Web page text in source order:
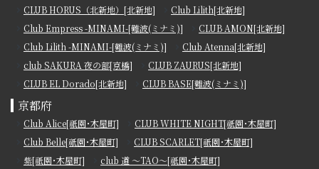
CLUB HORUS（北新地）[北新地]
Club Lilith[北新地]
Club Empress -MINAMI-[難波(ミナミ)]
CLUB AMON[北新地]
Club Lilith -MINAMI-[難波(ミナミ)]
Club Atenna[北新地]
club SAKURA 夜の部[京橋]
CLUB ZAURUS[北新地]
CLUB EL Dorado[北新地]
CLUB BASE[難波(ミナミ)]
京都府
Club Alice[祇園･木屋町]
CLUB WHITE NIGHT[祇園･木屋町]
Club Belle[祇園･木屋町]
CLUB SCARLET[祇園･木屋町]
紫[祇園･木屋町]
club 道 ～TAO～[祇園･木屋町]